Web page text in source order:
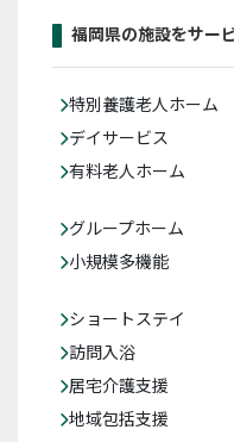
福岡県の施設をサー
特別養護老人ホーム
デイサービス
有料老人ホーム
グループホーム
小規模多機能
ショートステイ
訪問入浴
居宅介護支援
地域包括支援